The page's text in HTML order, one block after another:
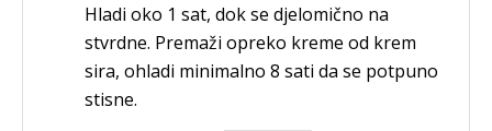
Hladi oko 1 sat, dok se djelomično na
stvrdne. Premaži opreko kreme od krem
sira, ohladi minimalno 8 sati da se potpuno
stisne.